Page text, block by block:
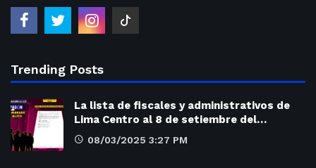
Trending Posts
La lista de fiscales y administrativos de
Lima Centro al 8 de setiembre del…
08/03/2025 3:27 PM